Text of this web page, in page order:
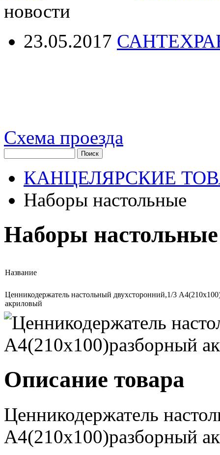
новости
23.05.2017
Схема проезда
КАНЦЕЛЯРСКИЕ
Наборы настольные
Наборы настольные
Название
Ценникодержатель настольный двухсторонний,1/3
акриловый
Описание товара
Ценникодержатель
А4(210х100)разборный